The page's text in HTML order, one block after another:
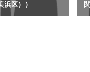
浜区））